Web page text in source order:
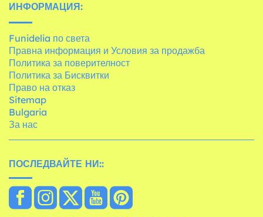
ИНФОРМАЦИЯ:
Funidelia по света
Правна информация и Условия за продажба
Политика за поверителност
Политика за Бисквитки
Право на отказ
Sitemap
Bulgaria
За нас
ПОСЛЕДВАЙТЕ НИ::